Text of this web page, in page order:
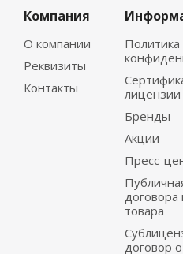
Компания
О компании
Реквизиты
Контакты
Политика
лицензии
Бренды
Акции
Пресс-
договора
товара
договор